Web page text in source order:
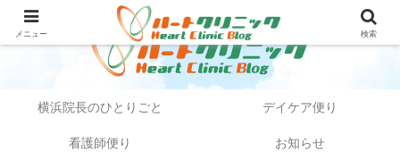
横浜院長のひとりごと デイケア便り
看護師便り お知らせ
メニュー 検索